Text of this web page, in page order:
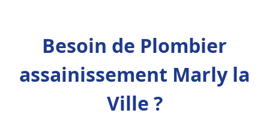
Besoin de Plombier
assainissement Marly la
Ville ?